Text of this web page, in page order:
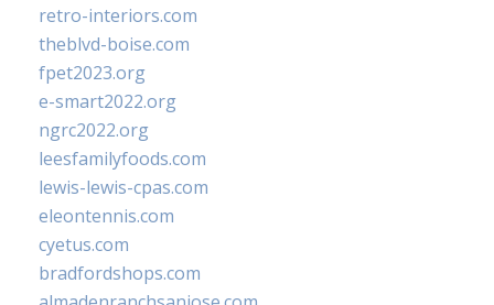
retro-interiors.com
theblvd-boise.com
fpet2023.org
e-smart2022.org
ngrc2022.org
leesfamilyfoods.com
lewis-lewis-cpas.com
eleontennis.com
cyetus.com
bradfordshops.com